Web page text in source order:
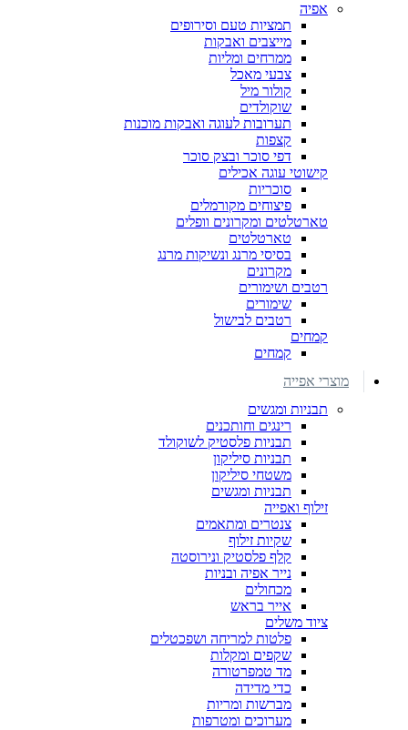
אפיה
תמציות טעם וסירופים
מייצבים ואבקות
ממרחים ומליות
צבעי מאכל
קולור מיל
שוקולדים
תערובות לעוגה ואבקות מוכנות
קצפות
דפי סוכר ובצק סוכר
קישוטי עוגה אכילים
סוכריות
פיצוחים מקורמלים
טארטלטים ומקרונים וופלים
טארטלטים
בסיסי מרנג ונשיקות מרנג
מקרונים
רטבים ושימורים
שימורים
רטבים לבישול
קמחים
קמחים
מוצרי אפייה
תבניות ומגשים
רינגים וחותכנים
תבניות פלסטיק לשוקולד
תבניות סיליקון
משטחי סיליקון
תבניות ומגשים
זילוף ואפייה
צנטרים ומתאמים
שקיות זילוף
קלף פלסטיק ונירוסטה
נייר אפיה ובניות
מכחולים
אייר בראש
ציוד משלים
פלטות למריחה ושפכטלים
שקפים ומקלות
מד טמפרטורה
כדי מדידה
מברשות ומריות
מערוכים ומטרפות